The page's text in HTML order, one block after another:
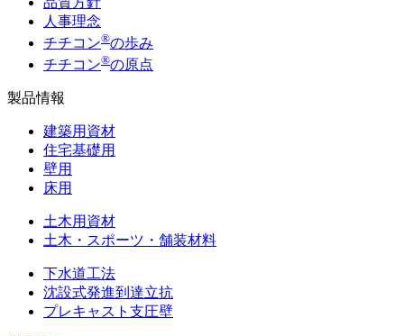
人事理念
チチコン®の歩み
チチコン®の原点
製品情報
建築用資材
住宅基礎用
壁用
床用
土木用資材
土木・スポーツ・舗装材料
下水道工法
沈設式発進到達立抗
プレキャスト支圧壁